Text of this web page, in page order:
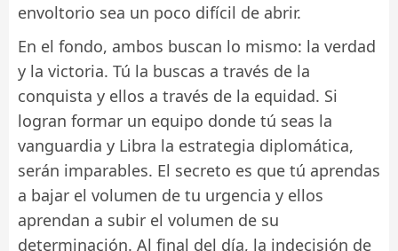
envoltorio sea un poco difícil de abrir.
En el fondo, ambos buscan lo mismo: la verdad
y la victoria. Tú la buscas a través de la
conquista y ellos a través de la equidad. Si
logran formar un equipo donde tú seas la
vanguardia y Libra la estrategia diplomática,
serán imparables. El secreto es que tú aprendas
a bajar el volumen de tu urgencia y ellos
aprendan a subir el volumen de su
determinación. Al final del día, la indecisión de